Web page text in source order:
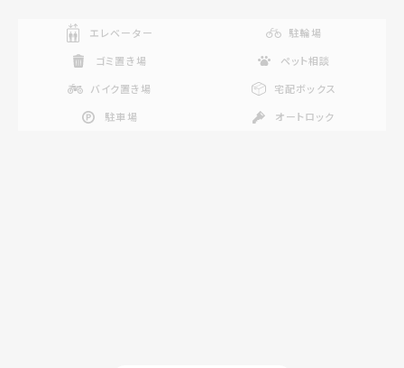
エレベーター
駐輪場
ゴミ置き場
ペット相談
バイク置き場
宅配ボックス
駐車場
オートロック